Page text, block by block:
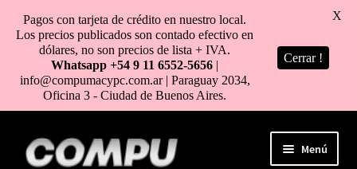
al
Menú
Pagos con tarjeta de crédito en nuestro local.
Los precios publicados son contado efectivo en
dólares, no son precios de lista + IVA.
Whatsapp +54 9 11 6552-5656 |
info@compumacypc.com.ar | Paraguay 2034,
Oficina 3 - Ciudad de Buenos Aires.
Cerrar !
X